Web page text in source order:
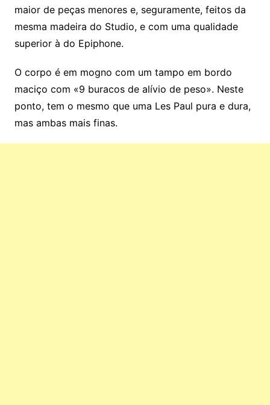
maior de peças menores e, seguramente, feitos da
mesma madeira do Studio, e com uma qualidade
superior à do Epiphone.
O corpo é em mogno com um tampo em bordo
maciço com «9 buracos de alívio de peso». Neste
ponto, tem o mesmo que uma Les Paul pura e dura,
mas ambas mais finas.